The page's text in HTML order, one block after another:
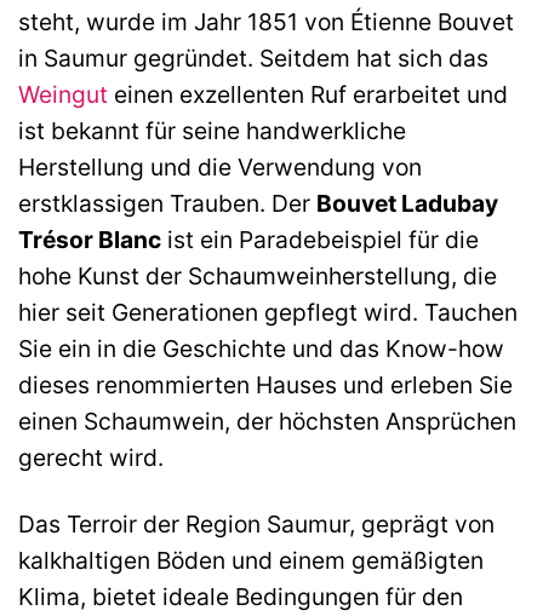
steht, wurde im Jahr 1851 von Étienne Bouvet
in Saumur gegründet. Seitdem hat sich das
Weingut einen exzellenten Ruf erarbeitet und
ist bekannt für seine handwerkliche
Herstellung und die Verwendung von
erstklassigen Trauben. Der Bouvet Ladubay
Trésor Blanc ist ein Paradebeispiel für die
hohe Kunst der Schaumweinherstellung, die
hier seit Generationen gepflegt wird. Tauchen
Sie ein in die Geschichte und das Know-how
dieses renommierten Hauses und erleben Sie
einen Schaumwein, der höchsten Ansprüchen
gerecht wird.
Das Terroir der Region Saumur, geprägt von
kalkhaltigen Böden und einem gemäßigten
Klima, bietet ideale Bedingungen für den